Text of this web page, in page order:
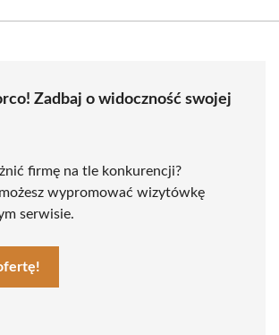
Zadbaj o widoczność swojej
firmę na tle konkurencji?
wypromować wizytówkę
serwisie.